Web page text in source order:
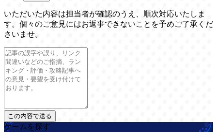
いただいた内容は担当者が確認のうえ、順次対応いたしま
す。個々のご意見にはお返事できないことを予めご了承くだ
さいませ。
ゲームを探す